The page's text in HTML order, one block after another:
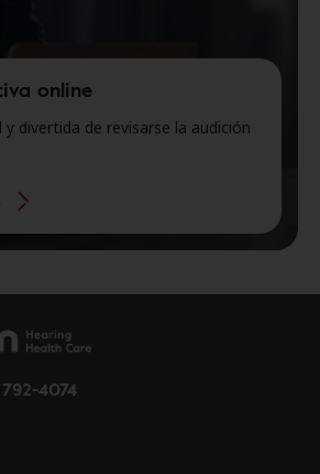
online
y divertida de revisarse la audición
4074